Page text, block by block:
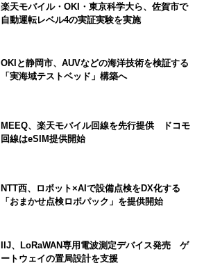
楽天モバイル・OKI・東京科学大ら、佐賀市で
自動運転レベル4の実証実験を実施
OKIと静岡市、AUVなどの海洋技術を検証する
「実海域テストベッド」構築へ
MEEQ、楽天モバイル回線を先行提供 ドコモ
回線はeSIM提供開始
NTT西、ロボット×AIで設備点検をDX化する
「おまかせ点検ロボパック」を提供開始
IIJ、LoRaWAN専用電波測定デバイス発売 ゲ
ートウェイの置局設計を支援